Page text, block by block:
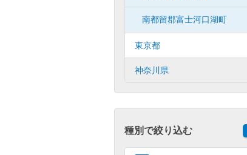
南都留郡富士河口湖町
東京都
神奈川県
種別で絞り込む